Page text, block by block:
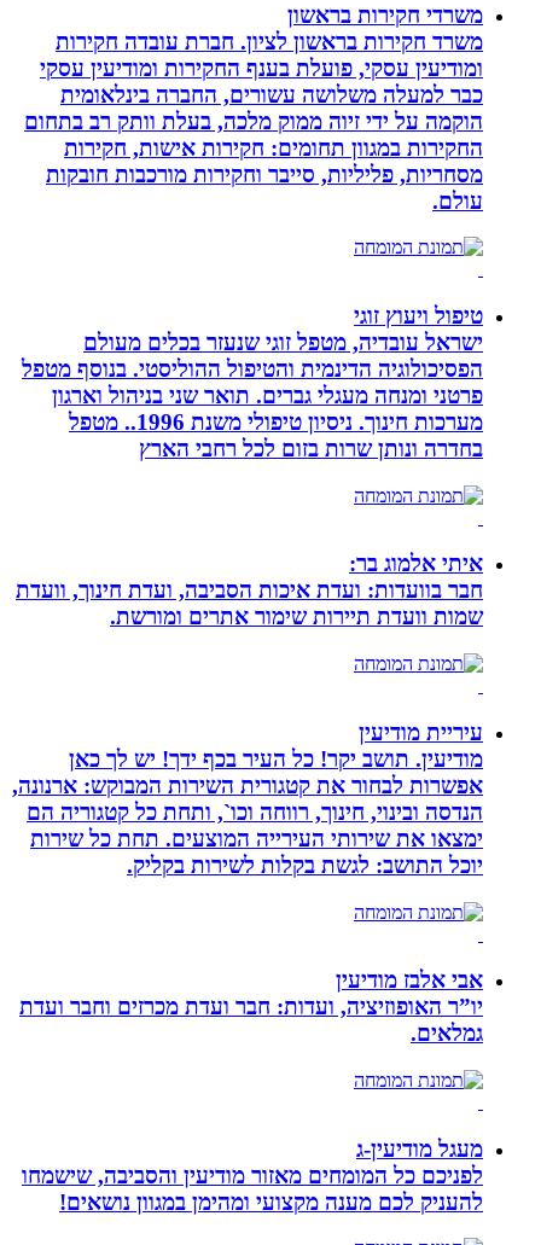
משרדי חקירות בראשון
משרד חקירות בראשון לציון. חברת עובדה חקירות
ומודיעין עסקי, פועלת בענף החקירות ומודיעין עסקי
כבר למעלה משלושה עשורים, החברה בינלאומית
הוקמה על ידי זיוה ממוק מלכה, בעלת וותק רב בתחום
החקירות במגוון תחומים: חקירות אישות, חקירות
מסחריות, פליליות, סייבר וחקירות מורכבות חובקות
עולם.
טיפול ויעוץ זוגי
ישראל עובדיה, מטפל זוגי שנעזר בכלים מעולם
הפסיכולוגיה הדינמית והטיפול ההוליסטי. בנוסף מטפל
פרטני ומנחה מעגלי גברים. תואר שני בניהול וארגון
מערכות חינוך. ניסיון טיפולי משנת 1996.. מטפל
בחדרה ונותן שרות בזום לכל רחבי הארץ
איתי אלמוג בר:
חבר בוועדות: ועדת איכות הסביבה, ועדת חינוך, וועדת
שמות וועדת תיירות שימור אתרים ומורשת.
עיריית מודיעין
מודיעין. תושב יקר! כל העיר בכף ידך! יש לך כאן
אפשרות לבחור את קטגורית השירות המבוקש: ארנונה,
הנדסה ובינוי, חינוך, רווחה וכו`, ותחת כל קטגוריה הם
ימצאו את שירותי העירייה המוצעים. תחת כל שירות
יוכל התושב: לגשת בקלות לשירות בקליק.
אבי אלבז מודיעין
יו”ר האופוזיציה, ועדות: חבר ועדת מכרזים וחבר ועדת
גמלאים.
מעגל מודיעין-ג
לפניכם כל המומחים מאזור מודיעין והסביבה, שישמחו
להעניק לכם מענה מקצועי ומהימן במגוון נושאים!